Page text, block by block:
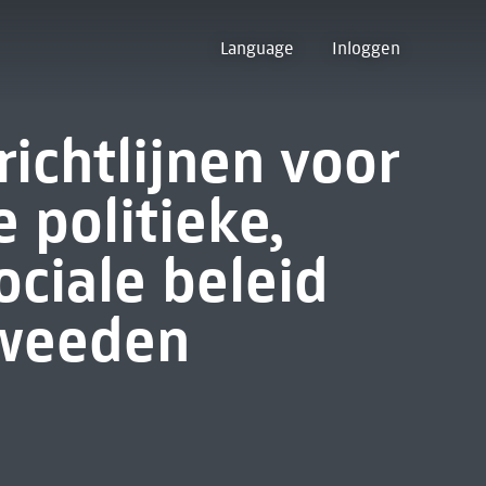
Language Inloggen
voor
politieke,
beleid